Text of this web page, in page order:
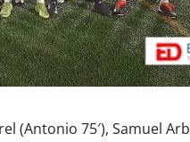
(Antonio 75′), Samuel